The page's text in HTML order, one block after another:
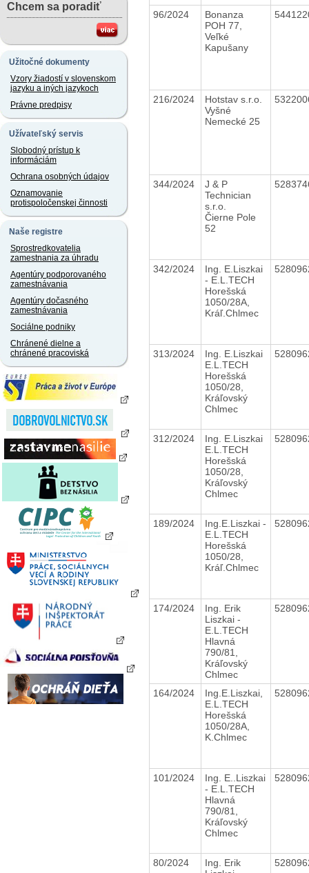
Chcem sa poradiť
Užitočné dokumenty
Vzory žiadostí v slovenskom
jazyku a iných jazykoch
Právne predpisy
Užívateľský servis
Slobodný prístup k
informáciám
Ochrana osobných údajov
Oznamovanie
protispoločenskej činnosti
Naše registre
Sprostredkovatelia
zamestnania za úhradu
Agentúry podporovaného
zamestnávania
Agentúry dočasného
zamestnávania
Sociálne podniky
Chránené dielne a
chránené pracoviská
96/2024
Bonanza
POH 77,
Veľké
Kapušany
216/2024
Hotstav s.r.o.
Vyšné
Nemecké 25
344/2024
J & P
Technician
s.r.o.
Čierne Pole
52
342/2024
Ing. E.Liszkai
- E.L.TECH
Horešská
1050/28A,
Kráľ.Chlmec
313/2024
Ing. E.Liszkai
E.L.TECH
Horešská
1050/28,
Kráľovský
Chlmec
312/2024
Ing. E.Liszkai
E.L.TECH
Horešská
1050/28,
Kráľovský
Chlmec
189/2024
Ing.E.Liszkai -
E.L.TECH
Horešská
1050/28,
Kráľ.Chlmec
174/2024
Ing. Erik
Liszkai -
E.L.TECH
Hlavná
790/81,
Kráľovský
Chlmec
164/2024
Ing.E.Liszkai,
E.L.TECH
Horešská
1050/28A,
K.Chlmec
101/2024
Ing. E..Liszkai
- E.L.TECH
Hlavná
790/81,
Kráľovský
Chlmec
80/2024
Ing. Erik